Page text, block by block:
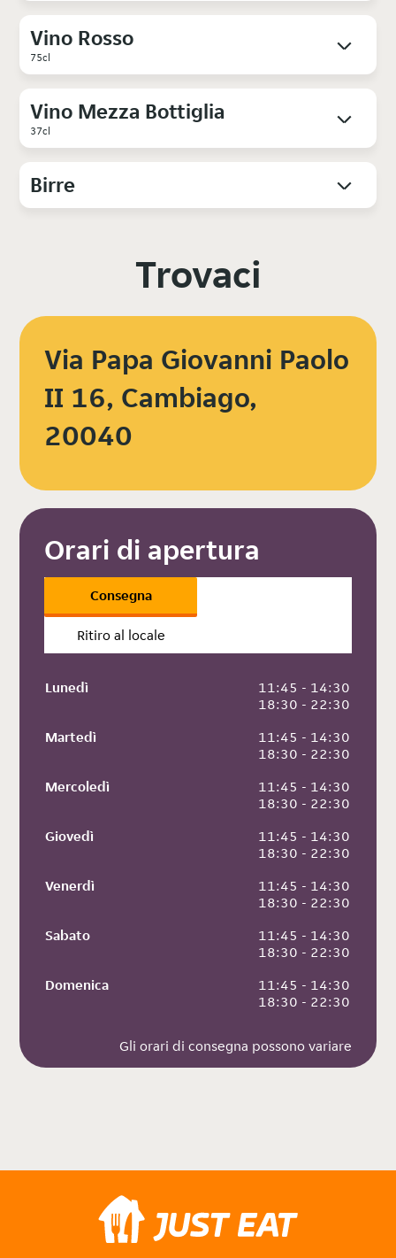
Vino Rosso
75cl
Vino Mezza Bottiglia
37cl
Birre
Trovaci
Via Papa Giovanni Paolo
II 16, Cambiago,
20040
Orari di apertura
Consegna
Ritiro al locale
Lunedì
11:45 - 14:30
18:30 - 22:30
Martedì
11:45 - 14:30
18:30 - 22:30
Mercoledì
11:45 - 14:30
18:30 - 22:30
Giovedì
11:45 - 14:30
18:30 - 22:30
Venerdì
11:45 - 14:30
18:30 - 22:30
Sabato
11:45 - 14:30
18:30 - 22:30
Domenica
11:45 - 14:30
18:30 - 22:30
Gli orari di consegna possono variare